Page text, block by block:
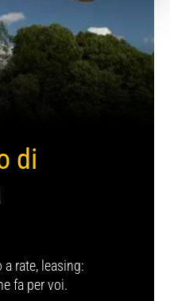
di
rate, leasing:
fa per voi.